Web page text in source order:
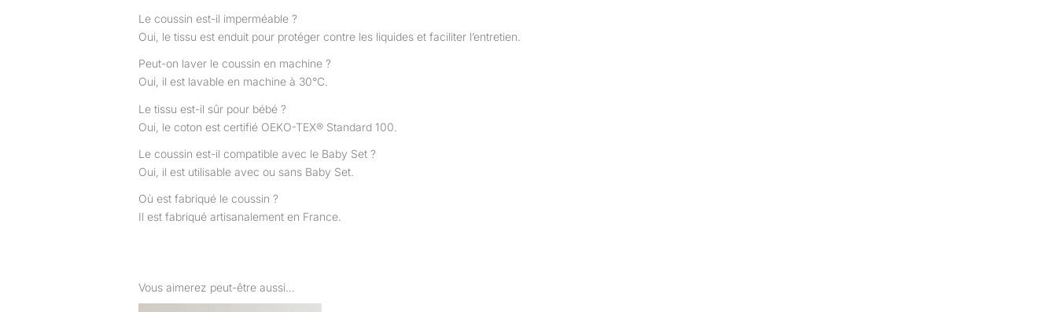
Le coussin est-il imperméable ?
Oui, le tissu est enduit pour protéger contre les liquides et faciliter l’entretien.
Peut-on laver le coussin en machine ?
Oui, il est lavable en machine à 30°C.
Le tissu est-il sûr pour bébé ?
Oui, le coton est certifié OEKO-TEX® Standard 100.
Le coussin est-il compatible avec le Baby Set ?
Oui, il est utilisable avec ou sans Baby Set.
Où est fabriqué le coussin ?
Il est fabriqué artisanalement en France.
Vous aimerez peut-être aussi…